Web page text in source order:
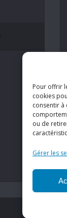
Pour offrir
cookies
consentir à
ou de
Gérer les